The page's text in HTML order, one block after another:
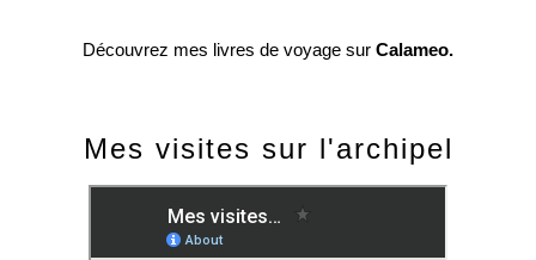
Découvrez mes livres de voyage sur Calameo.
Mes visites sur l'archipel